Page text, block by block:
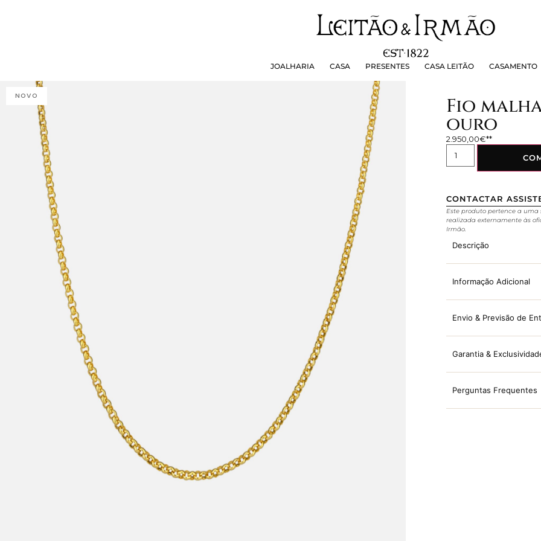
JOALHARIA CASA PRESENTES CASA LEITÃO CASAMENTO
PRESENTES CASA LEITÃO
NOVO Fio
ouro
2.950,00€
CONTACTAR
Este produto pertence a uma
realizada externamente às
Irmão.
Descrição
Informação Adicional
Envio & Previsão de
Garantia &
Perguntas Frequentes